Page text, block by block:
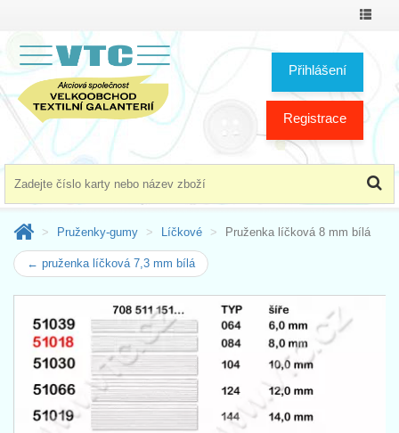
Přihlášení
Registrace
Pruženky-gumy Líčkové Pruženka líčková 8 mm bílá
← pruženka líčková 7,3 mm bílá